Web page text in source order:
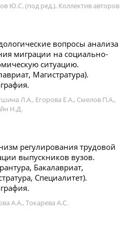
Ю.С. (под ред.), Коллектив авторов
вопросы анализа
миграции на социально-
ситуацию.
Магистратура).
Л.А., Егорова Е.А., Смелов П.А.,
Н.Д.
регулирования трудовой
выпускников вузов.
Бакалавриат,
Специалитет).
А.А., Токарева А.С.